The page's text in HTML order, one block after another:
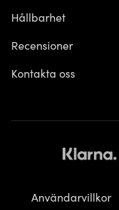
Hållbarhet
Recensioner
Kontakta oss
Användarvillkor